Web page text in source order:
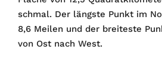
schmal. Der längste Punkt im
8,6 Meilen und der breiteste
von Ost nach West.